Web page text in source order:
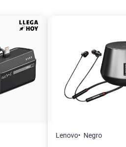
Lenovo Negro